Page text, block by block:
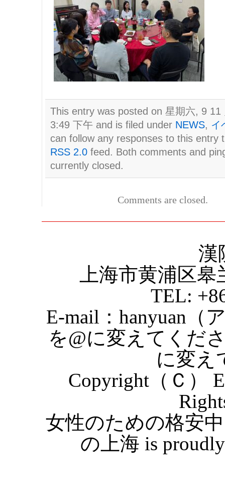
This entry was posted on 星期六, 9 11
3:49 下午 and is filed under NEWS, イ
can follow any responses to this entry
RSS 2.0feed. Both comments and
currently closed.
Comments are closed.
漢
上海市黄浦区
TEL:
E-mail：hanyuan（
を@に変えてく
に変え
Copyright（Ｃ）
女性のための格安
の上海 is